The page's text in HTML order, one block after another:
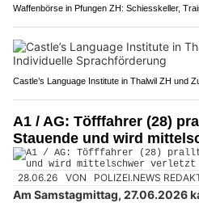
Waffenbörse in Pfungen ZH: Schiesskeller,
Castle’s Language Institute in Thalwil ZH und
A1 / AG: Töfffahrer (28)
Stauende und wird
28.06.26 VON POLIZEI.NEWS
Am Samstagmittag, 27.06.2026